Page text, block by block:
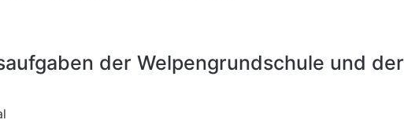
der Welpengrundschule und der